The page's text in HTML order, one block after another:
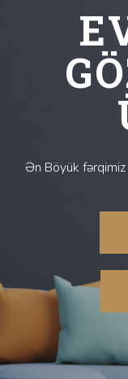
Ən Böyük fərqimiz